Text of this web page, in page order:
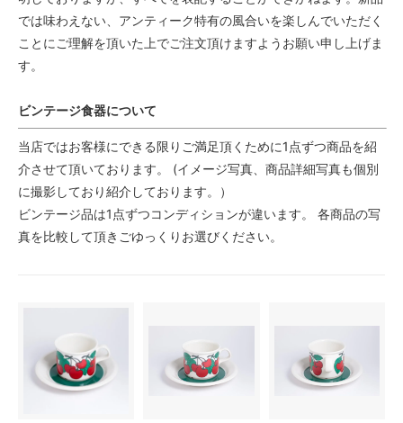
では味わえない、アンティーク特有の風合いを楽しんでいただく
ことにご理解を頂いた上でご注文頂けますようお願い申し上げま
す。
ビンテージ食器について
当店ではお客様にできる限りご満足頂くために1点ずつ商品を紹
介させて頂いております。 (イメージ写真、商品詳細写真も個別
に撮影しており紹介しております。）
ビンテージ品は1点ずつコンディションが違います。 各商品の写
真を比較して頂きごゆっくりお選びください。